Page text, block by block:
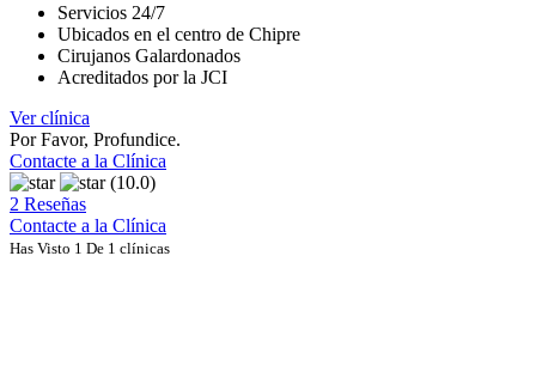
Servicios 24/7
Ubicados en el centro de Chipre
Cirujanos Galardonados
Acreditados por la JCI
Ver clínica
Por Favor, Profundice.
Contacte a la Clínica
(10.0)
2 Reseñas
Contacte a la Clínica
Has Visto 1 De 1 clínicas